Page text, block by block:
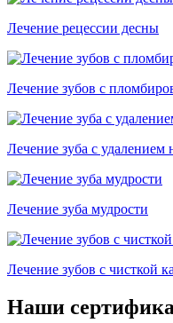
Лечение рецессии десны
Лечение зубов с
Лечение зуба с удалением
Лечение зуба мудрости
Лечение зубов с чисткой
Наши